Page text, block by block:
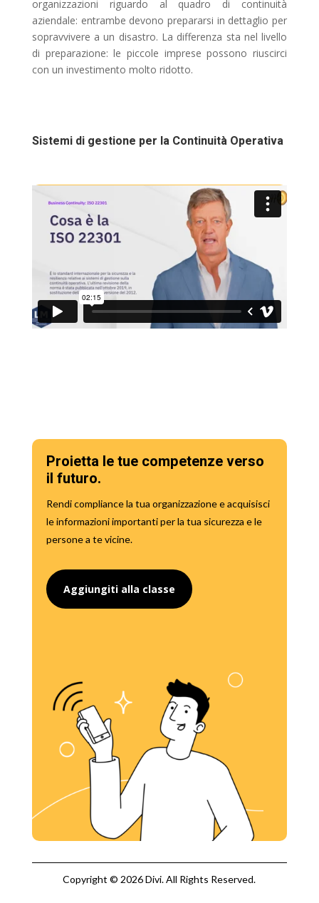
organizzazioni riguardo al quadro di continuità
aziendale: entrambe devono prepararsi in dettaglio per
sopravvivere a un disastro. La differenza sta nel livello
di preparazione: le piccole imprese possono riuscirci
con un investimento molto ridotto.
Sistemi di gestione per la Continuità Operativa
Proietta le tue competenze verso
il futuro.
Rendi compliance la tua organizzazione e acquisisci
le informazioni importanti per la tua sicurezza e le
persone a te vicine.
Aggiungiti alla classe
Copyright © 2026 Divi. All Rights Reserved.